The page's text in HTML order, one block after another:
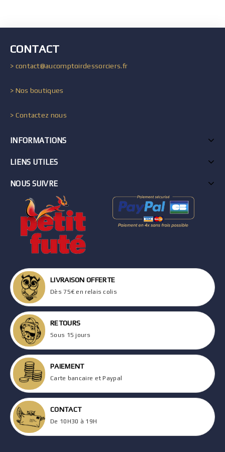
CONTACT
> contact@aucomptoirdessorciers.fr
> Nos boutiques
> Contactez nous
INFORMATIONS
LIENS UTILES
NOUS SUIVRE
LIVRAISON OFFERTE
Dès 75€ en relais colis
RETOURS
Sous 15 jours
PAIEMENT
Carte bancaire et Paypal
CONTACT
De 10H30 à 19H